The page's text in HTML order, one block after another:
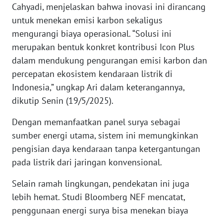
Cahyadi, menjelaskan bahwa inovasi ini dirancang
untuk menekan emisi karbon sekaligus
mengurangi biaya operasional. “Solusi ini
merupakan bentuk konkret kontribusi Icon Plus
dalam mendukung pengurangan emisi karbon dan
percepatan ekosistem kendaraan listrik di
Indonesia,” ungkap Ari dalam keterangannya,
dikutip Senin (19/5/2025).
Dengan memanfaatkan panel surya sebagai
sumber energi utama, sistem ini memungkinkan
pengisian daya kendaraan tanpa ketergantungan
pada listrik dari jaringan konvensional.
Selain ramah lingkungan, pendekatan ini juga
lebih hemat. Studi Bloomberg NEF mencatat,
penggunaan energi surya bisa menekan biaya
WN
RIAU
WN
SERAMBI
WN
WN
SULTRA
WN
NTB
WN